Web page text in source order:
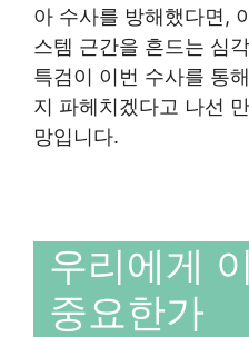
아 수사를 방해했다면,
스템 근간을 흔드는 심
특검이 이번 수사를 통
지 파헤치겠다고 나선
망입니다.
우리에게
중요한가